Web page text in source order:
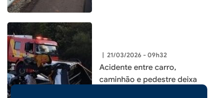
| 21/03/2026 - 09h32
Acidente entre carro,
caminhão e pedestre deixa